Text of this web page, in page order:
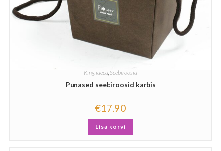
Kingiideed, Seebiroosid
Punased seebiroosid karbis
€17.90
Lisa korvi